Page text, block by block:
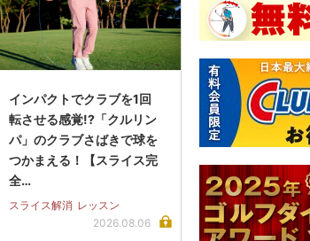
インパクトでクラブを1回
転させる感覚!?「クルリン
パ」のクラブさばきで球を
つかまえる！【スライス完
全…
スライス解消 レッスン
2026.08.06